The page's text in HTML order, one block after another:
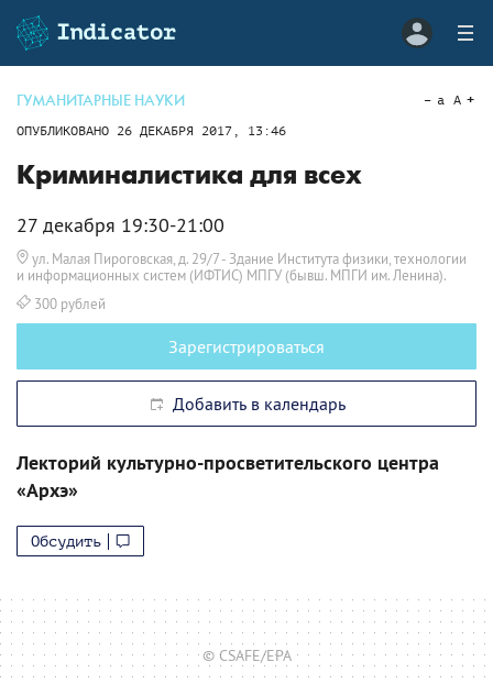
ГУМАНИТАРНЫЕ НАУКИ
ОПУБЛИКОВАНО 26 ДЕКАБРЯ 2017, 13:46
a A
Криминалистика для всех
27 декабря 19:30-21:00
ул. Малая Пироговская, д. 29/7- Здание Института физики, технологии
и информационных систем (ИФТИС) МПГУ (бывш. МПГИ им. Ленина).
300 рублей
Зарегистрироваться
Добавить в календарь
Лекторий культурно-просветительского центра
«Архэ»
Обсудить
© CSAFE/EPA